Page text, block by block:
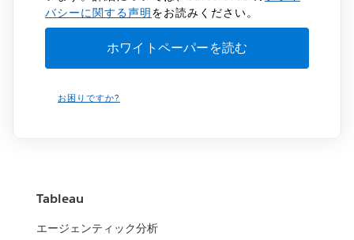
バシーに関する声明をお読みください。
お困りですか?
Tableau
エージェンティック分析